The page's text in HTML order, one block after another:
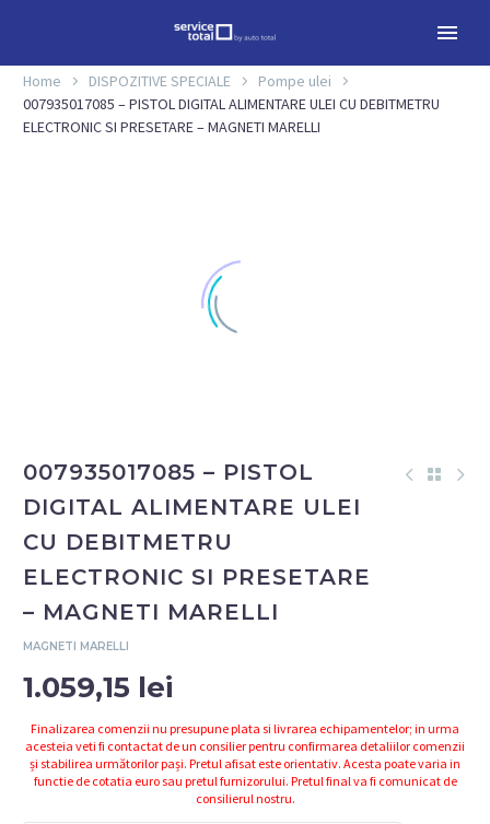
Home DISPOZITIVE SPECIALE
Pompe ulei
007935017085 – PISTOL DIGITAL ALIMENTARE ULEI CU DEBITMETRU
ELECTRONIC SI PRESETARE – MAGNETI MARELLI
007935017085 – PISTOL
DIGITAL ALIMENTARE ULEI
CU DEBITMETRU
ELECTRONIC SI PRESETARE
– MAGNETI MARELLI
MAGNETI MARELLI
1.059,15 lei
Finalizarea comenzii nu presupune plata si livrarea echipamentelor; in urma
acesteia veti fi contactat de un consilier pentru confirmarea detaliilor comenzii
și stabilirea următorilor pași. Pretul afisat este orientativ. Acesta poate varia in
functie de cotatia euro sau pretul furnizorului. Pretul final va fi comunicat de
consilierul nostru.